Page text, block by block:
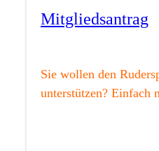
Mitgliedsantrag
Sie wollen den
unterstützen? Einfach